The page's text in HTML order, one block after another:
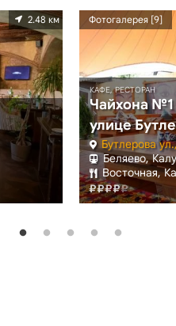
2.48 км Фотогалерея [9]
КАФЕ, РЕСТОРАН
Чайхона №1
улице
Бутлерова
Беляево,
Восточная,